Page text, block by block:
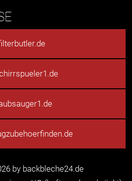
by backbleche24.de